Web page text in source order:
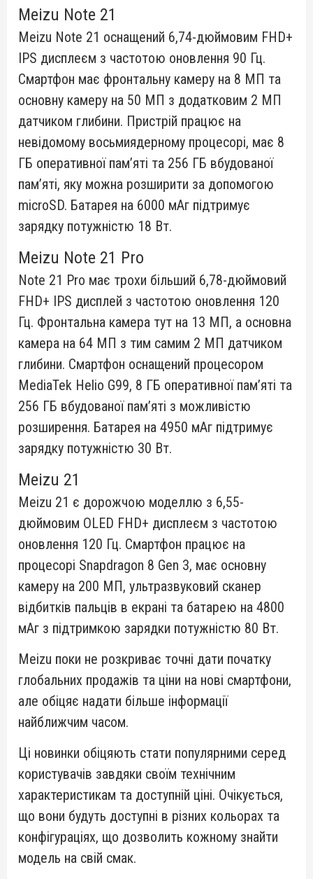
Meizu Note 21
Meizu Note 21 оснащений 6,74-дюймовим FHD+
IPS дисплеєм з частотою оновлення 90 Гц.
Смартфон має фронтальну камеру на 8 МП та
основну камеру на 50 МП з додатковим 2 МП
датчиком глибини. Пристрій працює на
невідомому восьмиядерному процесорі, має 8
ГБ оперативної пам’яті та 256 ГБ вбудованої
пам’яті, яку можна розширити за допомогою
microSD. Батарея на 6000 мАг підтримує
зарядку потужністю 18 Вт.
Meizu Note 21 Pro
Note 21 Pro має трохи більший 6,78-дюймовий
FHD+ IPS дисплей з частотою оновлення 120
Гц. Фронтальна камера тут на 13 МП, а основна
камера на 64 МП з тим самим 2 МП датчиком
глибини. Смартфон оснащений процесором
MediaTek Helio G99, 8 ГБ оперативної пам’яті та
256 ГБ вбудованої пам’яті з можливістю
розширення. Батарея на 4950 мАг підтримує
зарядку потужністю 30 Вт.
Meizu 21
Meizu 21 є дорожчою моделлю з 6,55-
дюймовим OLED FHD+ дисплеєм з частотою
оновлення 120 Гц. Смартфон працює на
процесорі Snapdragon 8 Gen 3, має основну
камеру на 200 МП, ультразвуковий сканер
відбитків пальців в екрані та батарею на 4800
мАг з підтримкою зарядки потужністю 80 Вт.
Meizu поки не розкриває точні дати початку
глобальних продажів та ціни на нові смартфони,
але обіцяє надати більше інформації
найближчим часом.
Ці новинки обіцяють стати популярними серед
користувачів завдяки своїм технічним
характеристикам та доступній ціні. Очікується,
що вони будуть доступні в різних кольорах та
конфігураціях, що дозволить кожному знайти
модель на свій смак.